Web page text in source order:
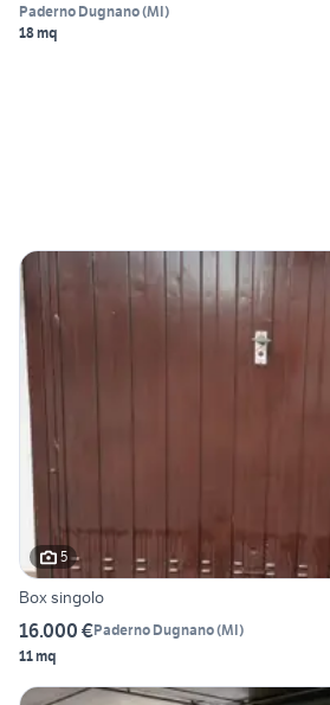
Paderno Dugnano(MI)
18 mq
5
Box singolo
16.000 €Paderno Dugnano(MI)
11 mq